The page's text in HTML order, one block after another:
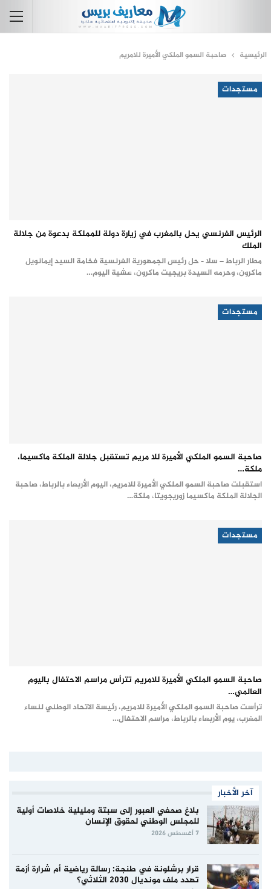
الرئيسية صاحبة السمو الملكي الأميرة للامريم
مستجدات
الرئيس الفرنسي يحل بالمغرب في زيارة دولة للمملكة بدعوة من جلالة
الملك
مطار الرباط – سلا - حل رئيس الجمهورية الفرنسية فخامة السيد إيمانويل
ماكرون، وحرمه السيدة بريجيت ماكرون، عشية اليوم…
مستجدات
صاحبة السمو الملكي الأميرة للا مريم تستقبل جلالة الملكة ماكسيما،
ملكة…
استقبلت صاحبة السمو الملكي الأميرة للامريم، اليوم الأربعاء بالرباط، صاحبة
الجلالة الملكة ماكسيما زوريجويتا، ملكة…
مستجدات
صاحبة السمو الملكي الأميرة للامريم تترأس مراسم الاحتفال باليوم
العالمي…
ترأست صاحبة السمو الملكي الأميرة للامريم، رئيسة الاتحاد الوطني لنساء
المغرب، يوم الأربعاء بالرباط، مراسم الاحتفال…
آخر الأخبار
بلاغ صحفي العبور إلى سبتة ومليلية خلاصات أولية
للمجلس الوطني لحقوق الإنسان
7 أغسطس 2026
قرار برشلونة في طنجة: رسالة رياضية أم شرارة أزمة
تهدد ملف مونديال 2030 الثلاثي؟